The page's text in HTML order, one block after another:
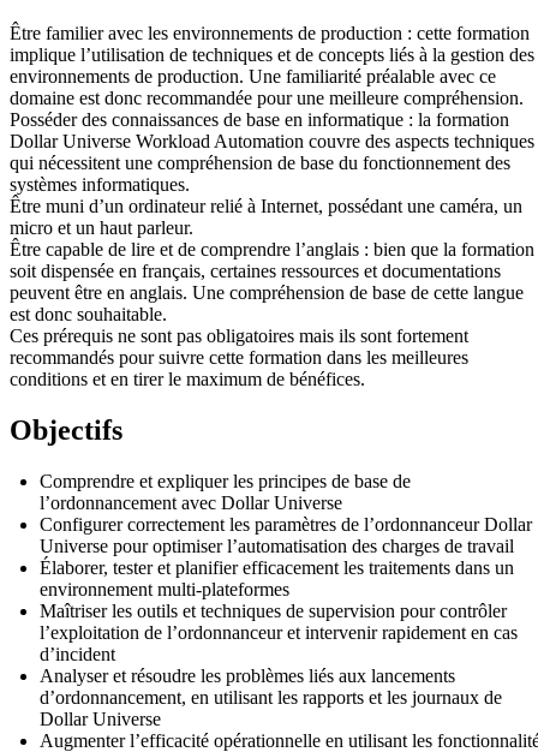
Être familier avec les environnements de production : cette formation
implique l’utilisation de techniques et de concepts liés à la gestion des
environnements de production. Une familiarité préalable avec ce
domaine est donc recommandée pour une meilleure compréhension.
Posséder des connaissances de base en informatique : la formation
Dollar Universe Workload Automation couvre des aspects techniques
qui nécessitent une compréhension de base du fonctionnement des
systèmes informatiques.
Être muni d’un ordinateur relié à Internet, possédant une caméra, un
micro et un haut parleur.
Être capable de lire et de comprendre l’anglais : bien que la formation
soit dispensée en français, certaines ressources et documentations
peuvent être en anglais. Une compréhension de base de cette langue
est donc souhaitable.
Ces prérequis ne sont pas obligatoires mais ils sont fortement
recommandés pour suivre cette formation dans les meilleures
conditions et en tirer le maximum de bénéfices.
Objectifs
Comprendre et expliquer les principes de base de
l’ordonnancement avec Dollar Universe
Configurer correctement les paramètres de l’ordonnanceur Dollar
Universe pour optimiser l’automatisation des charges de travail
Élaborer, tester et planifier efficacement les traitements dans un
environnement multi-plateformes
Maîtriser les outils et techniques de supervision pour contrôler
l’exploitation de l’ordonnanceur et intervenir rapidement en cas
d’incident
Analyser et résoudre les problèmes liés aux lancements
d’ordonnancement, en utilisant les rapports et les journaux de
Dollar Universe
Augmenter l’efficacité opérationnelle en utilisant les